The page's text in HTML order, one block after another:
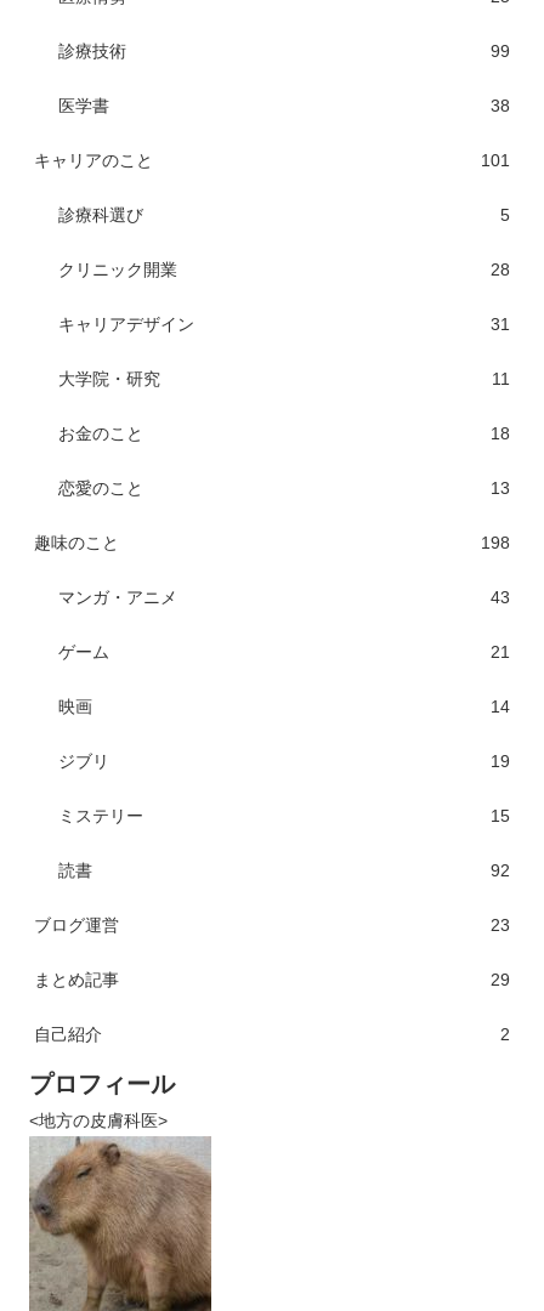
診療技術 99
医学書 38
キャリアのこと 101
診療科選び 5
クリニック開業 28
キャリアデザイン 31
大学院・研究 11
お金のこと 18
恋愛のこと 13
趣味のこと 198
マンガ・アニメ 43
ゲーム 21
映画 14
ジブリ 19
ミステリー 15
読書 92
ブログ運営 23
まとめ記事 29
自己紹介 2
プロフィール
<地方の皮膚科医>